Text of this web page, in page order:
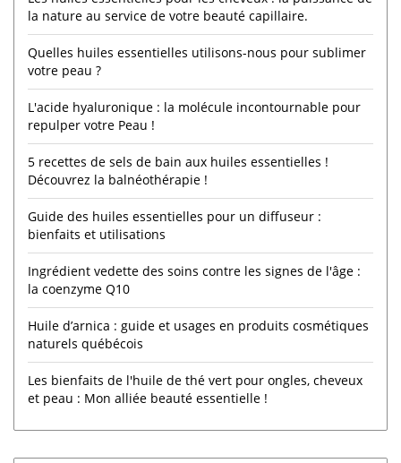
la nature au service de votre beauté capillaire.
Quelles huiles essentielles utilisons-nous pour sublimer
votre peau ?
L'acide hyaluronique : la molécule incontournable pour
repulper votre Peau !
5 recettes de sels de bain aux huiles essentielles !
Découvrez la balnéothérapie !
Guide des huiles essentielles pour un diffuseur :
bienfaits et utilisations
Ingrédient vedette des soins contre les signes de l'âge :
la coenzyme Q10
Huile d’arnica : guide et usages en produits cosmétiques
naturels québécois
Les bienfaits de l'huile de thé vert pour ongles, cheveux
et peau : Mon alliée beauté essentielle !